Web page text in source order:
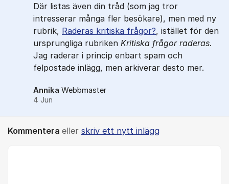
Där listas även din tråd (som jag tror
intresserar många fler besökare), men med ny
rubrik, Raderas kritiska frågor?, istället för den
ursprungliga rubriken Kritiska frågor raderas.
Jag raderar i princip enbart spam och
felpostade inlägg, men arkiverar desto mer.
Annika Webbmaster
4 Jun
Kommentera eller skriv ett nytt inlägg